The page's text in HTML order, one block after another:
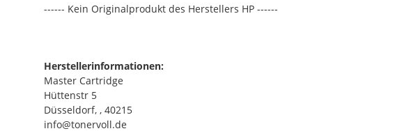
------ Kein Originalprodukt des Herstellers HP ------
Herstellerinformationen:
Master Cartridge
Hüttenstr 5
Düsseldorf, , 40215
info@tonervoll.de